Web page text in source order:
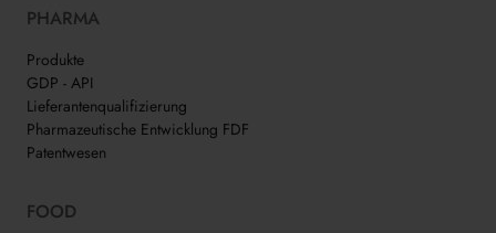
PHARMA
Produkte
GDP - API
Lieferantenqualifizierung
Pharmazeutische Entwicklung FDF
Patentwesen
FOOD